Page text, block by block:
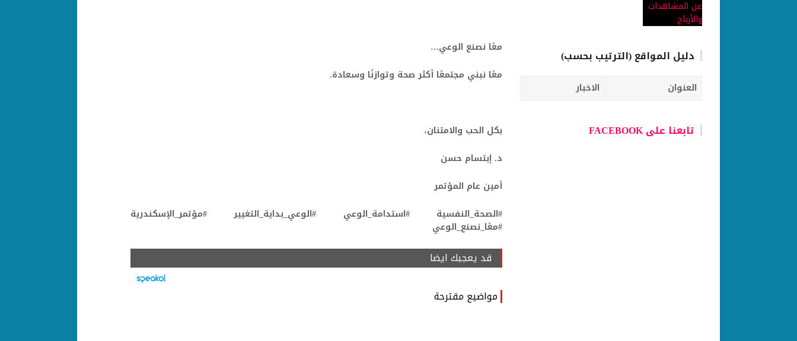
معًا نصنع الوعي…
معًا نبني مجتمعًا أكثر صحة وتوازنًا وسعادة.
بكل الحب والامتنان،
د. إبتسام حسن
أمين عام المؤتمر
#الصحة_النفسية #استدامة_الوعي #الوعي_بداية_التغيير #مؤتمر_الإسكندرية
#معًا_نصنع_الوعي
قد يعجبك ايضا
مواضيع مقترحة
دليل المواقع (الترتيب بحسب)
العنوان الاخبار
تابعنا على FACEBOOK